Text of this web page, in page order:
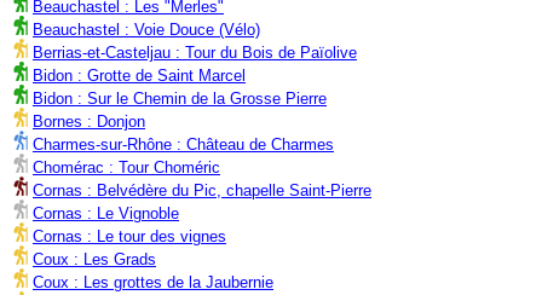
Beauchastel : Les "Merles"
Beauchastel : Voie Douce (Vélo)
Berrias-et-Casteljau : Tour du Bois de Païolive
Bidon : Grotte de Saint Marcel
Bidon : Sur le Chemin de la Grosse Pierre
Bornes : Donjon
Charmes-sur-Rhône : Château de Charmes
Chomérac : Tour Choméric
Cornas : Belvédère du Pic, chapelle Saint-Pierre
Cornas : Le Vignoble
Cornas : Le tour des vignes
Coux : Les Grads
Coux : Les grottes de la Jaubernie